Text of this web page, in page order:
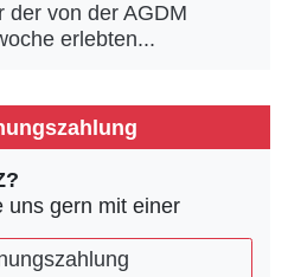
der von der AGDM
erlebten...
uns gern mit einer